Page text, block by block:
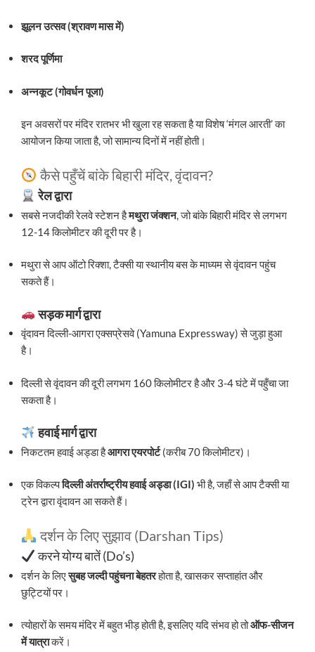
झूलन उत्सव (श्रावण मास में)
शरद पूर्णिमा
अन्नकूट (गोवर्धन पूजा)
इन अवसरों पर मंदिर रातभर भी खुला रह सकता है या विशेष ‘मंगल आरती’ का
आयोजन किया जाता है, जो सामान्य दिनों में नहीं होती।
कैसे पहुँचें बांके बिहारी मंदिर, वृंदावन?
रेल द्वारा
सबसे नजदीकी रेलवे स्टेशन हैमथुरा जंक्शन, जो बांके बिहारी मंदिर से लगभग
12-14 किलोमीटर की दूरी पर है।
मथुरा से आप ऑटो रिक्शा, टैक्सी या स्थानीय बस के माध्यम से वृंदावन पहुंच
सकते हैं।
सड़क मार्ग द्वारा
वृंदावन दिल्ली-आगरा एक्सप्रेसवे (Yamuna Expressway) से जुड़ा हुआ
है।
दिल्ली से वृंदावन की दूरी लगभग 160 किलोमीटर है और 3-4 घंटे में पहुँचा जा
सकता है।
हवाई मार्ग द्वारा
निकटतम हवाई अड्डा हैआगरा एयरपोर्ट(करीब 70 किलोमीटर)।
एक विकल्पदिल्ली अंतर्राष्ट्रीय हवाई अड्डा (IGI) भी है, जहाँ से आप टैक्सी या
ट्रेन द्वारा वृंदावन आ सकते हैं।
दर्शन के लिए सुझाव (Darshan Tips)
करने योग्य बातें (Do’s)
दर्शन के लिएसुबह जल्दी पहुंचना बेहतरहोता है, खासकर सप्ताहांत और
छुट्टियों पर।
त्योहारों के समय मंदिर में बहुत भीड़ होती है, इसलिए यदि संभव हो तोऑफ-सीजन
में यात्राकरें।